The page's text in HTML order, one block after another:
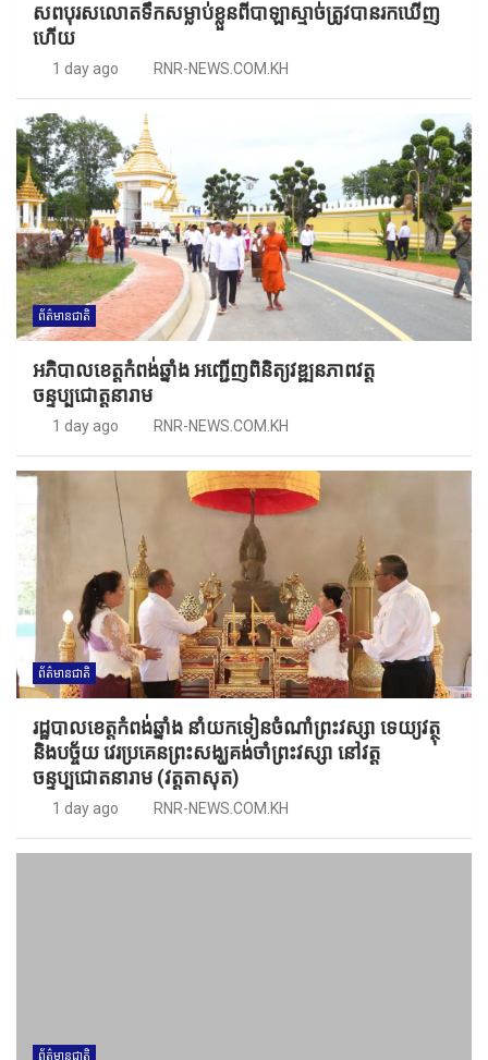
សពបុរសលោតទឹកសម្លាប់ខ្លួនពីបាឡាស្មាច់ត្រូវបានរកឃើញ
ហើយ
1 day ago RNR-NEWS.COM.KH
ព័ត៌មានជាតិ
អភិបាលខេត្តកំពង់ឆ្នាំង អញ្ជើញពិនិត្យវឌ្ឍនភាពវត្ត
ចន្ទប្បជោត្តនារាម
1 day ago RNR-NEWS.COM.KH
ព័ត៌មានជាតិ
រដ្ឋបាលខេត្តកំពង់ឆ្នាំង នាំយកទៀនចំណាំព្រះវស្សា ទេយ្យវត្ថុ
និងបច្ច័យ វេរប្រគេនព្រះសង្ឃគង់ចាំព្រះវស្សា នៅវត្ត
ចន្ទប្បជោតនារាម (វត្តតាសុត)
1 day ago RNR-NEWS.COM.KH
ព័ត៌មានជាតិ